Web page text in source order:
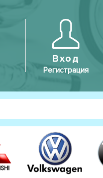
Вход
Регистрация